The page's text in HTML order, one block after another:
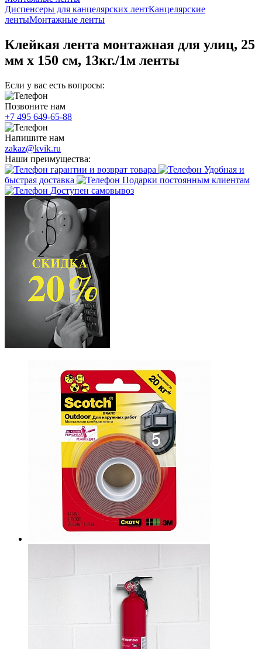
Диспенсеры для канцелярских лентКанцелярские
лентыМонтажные ленты
Клейкая лента монтажная для улиц, 25
мм х 150 см, 13кг./1м ленты
Если у вас есть вопросы:
Позвоните нам
+7 495 649-65-88
Напишите нам
zakaz@kvik.ru
Наши преимущества:
гарантии и возврат товара
Удобная и
быстрая доставка
Подарки постоянным клиентам
Доступен самовывоз